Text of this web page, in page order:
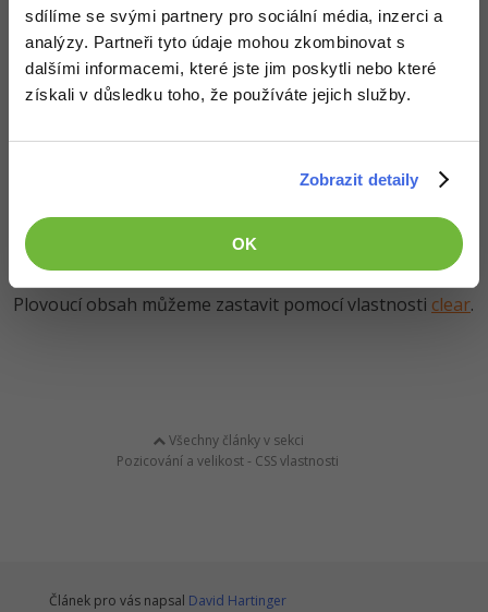
sdílíme se svými partnery pro sociální média, inzerci a
analýzy. Partneři tyto údaje mohou zkombinovat s
dalšími informacemi, které jste jim poskytli nebo které
získali v důsledku toho, že používáte jejich služby.
Zobrazit detaily
OK
Plovoucí obsah můžeme zastavit pomocí vlastnosti clear.
Všechny články v sekci
Pozicování a velikost - CSS vlastnosti
Článek pro vás napsal David Hartinger